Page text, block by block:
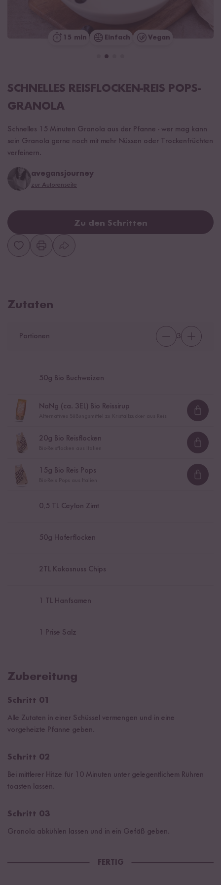
15 min Einfach Vegan
SCHNELLES REISFLOCKEN-REIS POPS-
GRANOLA
Schnelles 15 Minuten Granola aus der Pfanne - wer mag kann
sein Granola gerne noch mit mehr Nüssen oder Trockenfrüchten
verfeinern.
avegansjourney
zur Autorenseite
Zu den Schritten
Zutaten
Portionen 3
50g Bio Buchweizen
NaNg (ca. 3 EL) Bio Reissirup
20g Bio Reisflocken
15g Bio Reis Pops
0,5 TL Ceylon Zimt
50g Haferflocken
2 TL Kokosnuss Chips
1 TL Hanfsamen
1 Prise Salz
Zubereitung
Schritt 01
Alle Zutaten in einer Schüssel vermengen und in eine
vorgeheizte Pfanne geben.
Schritt 02
Bei mittlerer Hitze für 10 Minuten unter gelegentlichem Rühren
toasten lassen.
Schritt 03
Granola abkühlen lassen und in ein Gefäß geben.
FERTIG